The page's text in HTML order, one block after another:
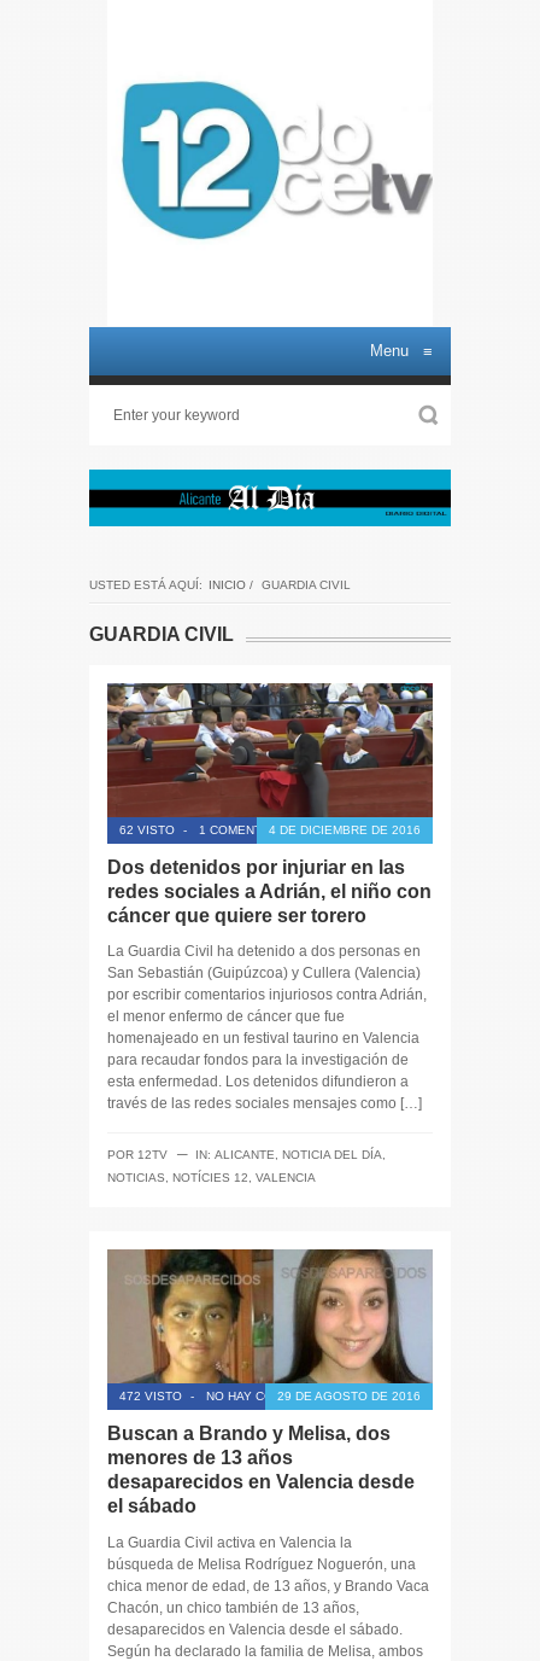
Menu ≡
USTED ESTÁ AQUÍ: INICIO / GUARDIA CIVIL
GUARDIA CIVIL
62 VISTO - 1 COMENTARIO4 DE DICIEMBRE DE 2016
Dos detenidos por injuriar en las
redes sociales a Adrián, el niño con
cáncer que quiere ser torero
La Guardia Civil ha detenido a dos personas en
San Sebastián (Guipúzcoa) y Cullera (Valencia)
por escribir comentarios injuriosos contra Adrián,
el menor enfermo de cáncer que fue
homenajeado en un festival taurino en Valencia
para recaudar fondos para la investigación de
esta enfermedad. Los detenidos difundieron a
través de las redes sociales mensajes como […]
POR 12TV ─ IN: ALICANTE, NOTICIA DEL DÍA,
NOTICIAS, NOTÍCIES 12, VALENCIA
472 VISTO - NO HAY COMENTARIOS29 DE AGOSTO DE 2016
Buscan a Brando y Melisa, dos
menores de 13 años
desaparecidos en Valencia desde
el sábado
La Guardia Civil activa en Valencia la
búsqueda de Melisa Rodríguez Noguerón, una
chica menor de edad, de 13 años, y Brando Vaca
Chacón, un chico también de 13 años,
desaparecidos en Valencia desde el sábado.
Según ha declarado la familia de Melisa, ambos